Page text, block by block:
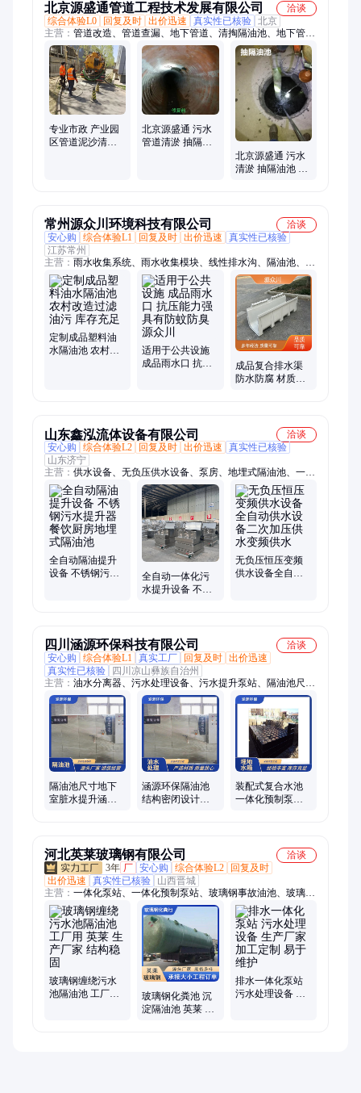
北京源盛通管道工程技术发展有限公司
洽谈
综合体验L0
回复及时 出价迅速 真实性已核验 北京
主营： 管道改造、管道查漏、地下管道、清掏隔油池、地下管
线、管道维修、漏水检测、高压清洗管道、清理化粪池、管道置
换
专业市政 产业园
区管道泥沙清理
北京源盛通 污水
管道清淤 抽隔油
北京源盛通 污水
清淤 抽隔油池 清
常州源众川环境科技有限公司
洽谈
安心购
综合体验L1 回复及时 出价迅速
真实性已核验
江苏常州
主营： 雨水收集系统、雨水收集模块、线性排水沟、隔油池、成
品树脂排水沟、不锈钢井盖、不锈钢排水沟、缝隙排水沟、成品
U型排水沟、树脂混凝土排水沟、雨水渗透井、环保雨水口、穿
线井、不锈钢截污篮、不锈钢阳台水沟、雨水调蓄池、雨水收集
设备、雨水回收系统
定制成品塑料油
水隔油池 农村改
适用于公共设施
成品雨水口 抗压
成品复合排水渠
防水防腐 材质严
山东鑫泓流体设备有限公司
洽谈
安心购
综合体验L2 回复及时 出价迅速
真实性已核验
山东济宁
主营： 供水设备、无负压供水设备、泵房、地埋式隔油池、一体
化智慧泵房、泵站、污水提升器、恒压供水设备、二次供水、定
压补水机组、水箱
全自动隔油提升
设备 不锈钢污水
全自动一体化污
水提升设备 不锈
无负压恒压变频
供水设备全自动
四川涵源环保科技有限公司
洽谈
安心购
综合体验L1 真实工厂 回复及时 出价迅速
真实性已核验
四川凉山彝族自治州
主营： 油水分离器、污水处理设备、污水提升泵站、隔油池尺
寸、紫外线消毒器、消防给水泵站、雨水回收利用系统、污水处
理一体化设备、污水处理工程、油水分离设备、水处理消毒设
备、不锈钢水箱
隔油池尺寸地下
室脏水提升涵源
涵源环保隔油池
结构密闭设计制
装配式复合水池
一体化预制泵站
河北英莱玻璃钢有限公司
洽谈
3年 厂 安心购 综合体验L2
回复及时
出价迅速
真实性已核验
山西晋城
主营： 一体化泵站、一体化预制泵站、玻璃钢事故油池、玻璃钢
隔油池、玻璃钢泵站、一体化污水泵站、玻璃钢储罐、消防水
池、一体化雨水泵站、消防水罐、污水池、玻璃钢化粪池、沉淀
池
玻璃钢缠绕污水
池隔油池 工厂用
玻璃钢化粪池 沉
淀隔油池 英莱 缠
排水一体化泵站
污水处理设备 生